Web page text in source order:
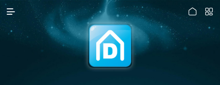
访问电脑版
 
